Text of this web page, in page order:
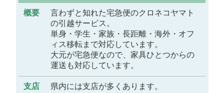
言わずと知れた宅急便のクロネコヤマト
の引越サービス。
単身・学生・家族・長距離・海外・オフ
ィス移転まで対応しています。
大元が宅急便なので、家具ひとつからの
運送も対応しています。
県内には支店が多くあります。